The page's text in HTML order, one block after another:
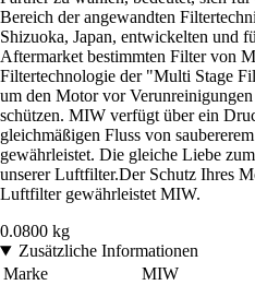
Bereich der angewandten
Shizuoka, Japan, entwickelten und
Aftermarket bestimmten Filter von
Filtertechnologie der "Multi Stage
um den Motor vor
schützen. MIW verfügt über ein
gleichmäßigen Fluss von
gewährleistet. Die gleiche Liebe
unserer Luftfilter.Der Schutz Ihres
Luftfilter gewährleistet MIW.
0.0800 kg
Zusätzliche Informationen
Marke
MIW